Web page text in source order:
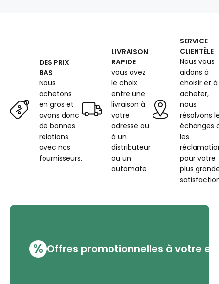
DES PRIX
BAS
Nous
achetons
en gros et
avons donc
de bonnes
relations
avec nos
fournisseurs.
LIVRAISON
RAPIDE
vous avez
le choix
entre une
livraison à
votre
adresse ou
à un
distributeur
ou un
automate
SERVICE
CLIENTÈLE
Nous vous
aidons à
choisir et à
acheter,
nous
résolvons
échanges
les
pour votre
plus
% Offres promotionnelles à votre